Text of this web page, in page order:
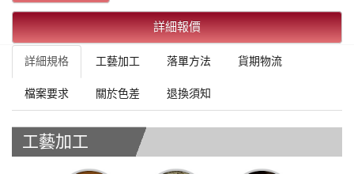
詳細報價
詳細規格 工藝加工 落單方法 貨期物流
檔案要求 關於色差 退換須知
工藝加工